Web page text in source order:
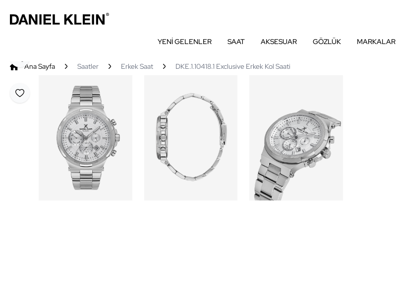
YENİ GELENLER SAAT AKSESUAR GÖZLÜK MARKALAR
Ana Sayfa Saatler Erkek Saat DKE.1.10418.1 Exclusive Erkek Kol Saati
Favoriye Ekle
Paylaş